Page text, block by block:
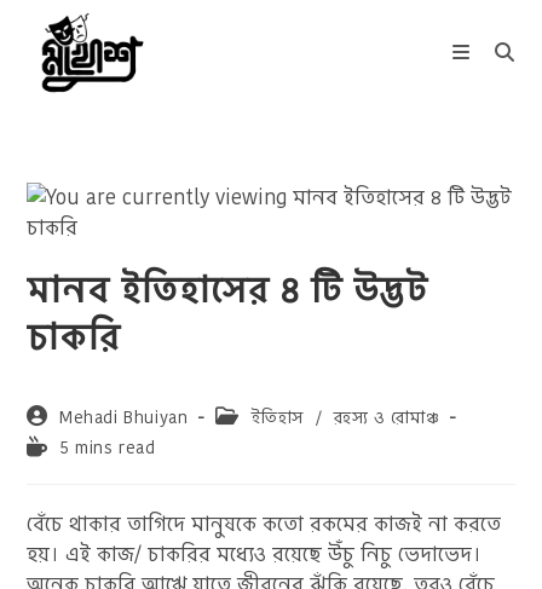
content
মানব ইতিহাসের ৪ টি উদ্ভট
চাকরি
Post
author:
Mehadi Bhuiyan
Postইতিহাস / রহস্য ও রোমাঞ্চ
Reading5 mins read
বেঁচে থাকার তাগিদে মানুষকে কতো রকমের কাজই না করতে
হয়। এই কাজ/ চাকরির মধ্যেও রয়েছে উঁচু নিচু ভেদাভেদ।